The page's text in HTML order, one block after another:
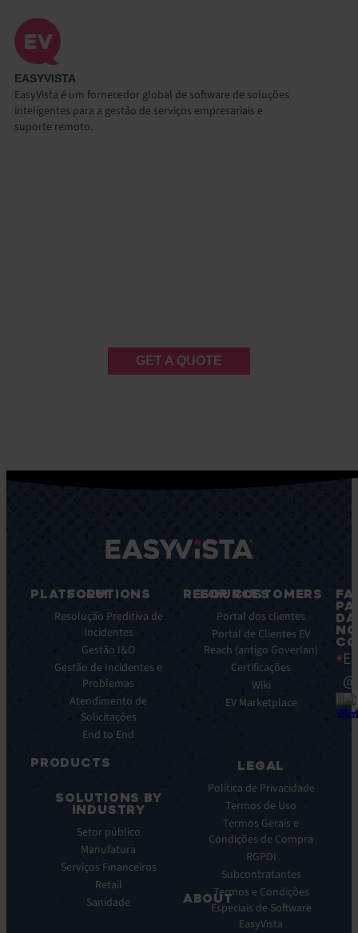
GET A QUOTE
EASYVISTA
EasyVista é um fornecedor global de software de soluções
inteligentes para a gestão de serviços empresariais e
suporte remoto.
PLATFORM
Caracteristicas
principais
Principais
benefícios
plataforma
Integrações
PRODUCTS
EV
Service
Manager
Automação
SOLUTIONS
Resolução Preditiva de
Incidentes
Gestão I&O
Gestão de Incidentes e
Problemas
Atendimento de
Solicitações
End to End
SOLUTIONS BY
INDUSTRY
Setor público
Manufatura
Serviços Financeiros
Retail
Sanidade
RESOURCES
Blog
Ebooks
Whitepaper
Webinar
Notas
prensa
ABOUT
FOR CUSTOMERS
Portal dos clientes
Portal de Clientes EV
Reach (antigo Goverlan)
Certificações
Wiki
EV Marketplace
LEGAL
Política de Privacidade
Termos de Uso
Termos Gerais e
Condições de Compra
RGPDI
Subcontratantes
Termos e Condições
Especiais de Software
EasyVista
DA